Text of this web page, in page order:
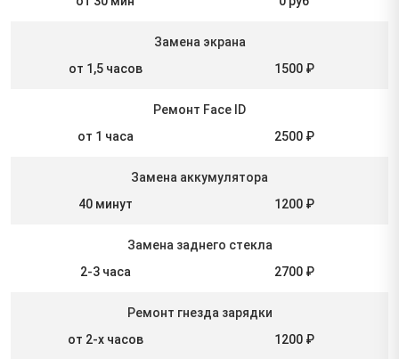
Замена экрана
от 1,5 часов
1500 ₽
Ремонт Face ID
от 1 часа
2500 ₽
Замена аккумулятора
40 минут
1200 ₽
Замена заднего стекла
2-3 часа
2700 ₽
Ремонт гнезда зарядки
от 2-х часов
1200 ₽